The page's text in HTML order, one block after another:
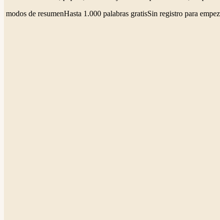
4 modos de resumenHasta 1.000 palabras gratisSin registro para